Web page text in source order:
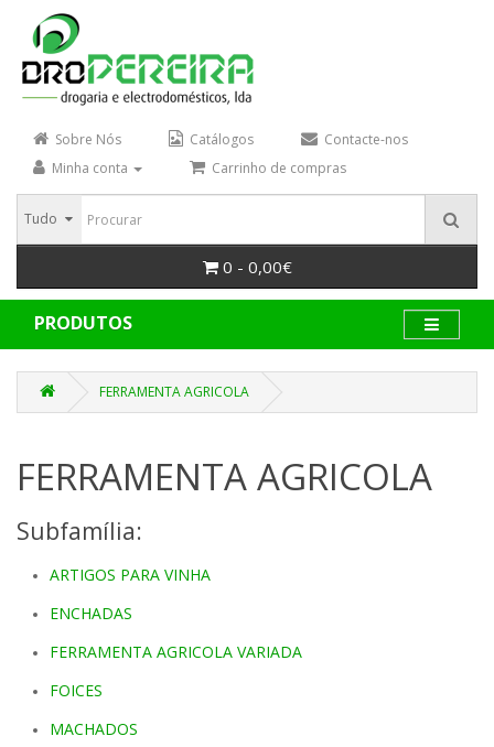
Sobre Nós Catálogos
Contacte-nos
Minha conta
Carrinho de compras
Tudo
0 - 0,00€
PRODUTOS
FERRAMENTA AGRICOLA
FERRAMENTA AGRICOLA
Subfamília:
ARTIGOS PARA VINHA
ENCHADAS
FERRAMENTA AGRICOLA VARIADA
FOICES
MACHADOS